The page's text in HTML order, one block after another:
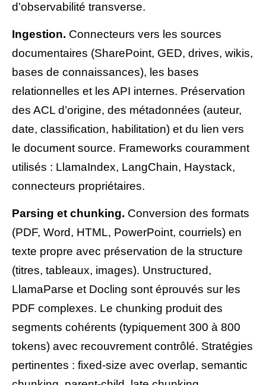
d’observabilité transverse.
Ingestion. Connecteurs vers les sources
documentaires (SharePoint, GED, drives, wikis,
bases de connaissances), les bases
relationnelles et les API internes. Préservation
des ACL d’origine, des métadonnées (auteur,
date, classification, habilitation) et du lien vers
le document source. Frameworks couramment
utilisés : LlamaIndex, LangChain, Haystack,
connecteurs propriétaires.
Parsing et chunking. Conversion des formats
(PDF, Word, HTML, PowerPoint, courriels) en
texte propre avec préservation de la structure
(titres, tableaux, images). Unstructured,
LlamaParse et Docling sont éprouvés sur les
PDF complexes. Le chunking produit des
segments cohérents (typiquement 300 à 800
tokens) avec recouvrement contrôlé. Stratégies
pertinentes : fixed-size avec overlap, semantic